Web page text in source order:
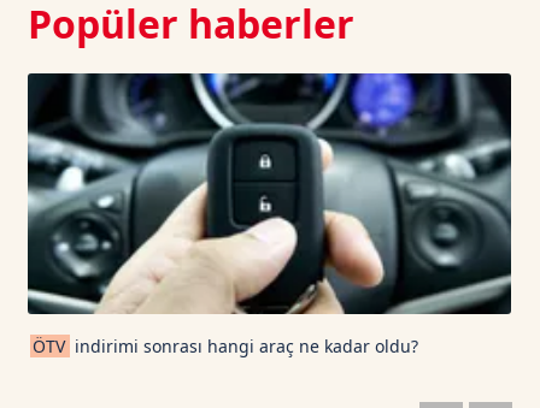
Popüler haberler
ÖTV indirimi sonrası hangi araç ne kadar oldu?